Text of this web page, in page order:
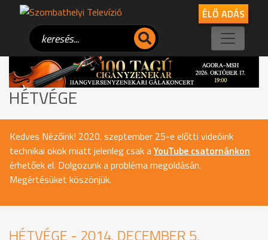
ÉLŐ ADÁS
HÉTVÉGE
Kedves Nézőink! 2020. szeptember 25-e előtti videóink
technikai okok miatt jelenleg csak aYouTube csatornánkon
érhetőek el. Dolgozunk a probléma megoldásán.
Megértésüket köszönjük.
HÉTVÉGE - 2014. DECEMBER 5.